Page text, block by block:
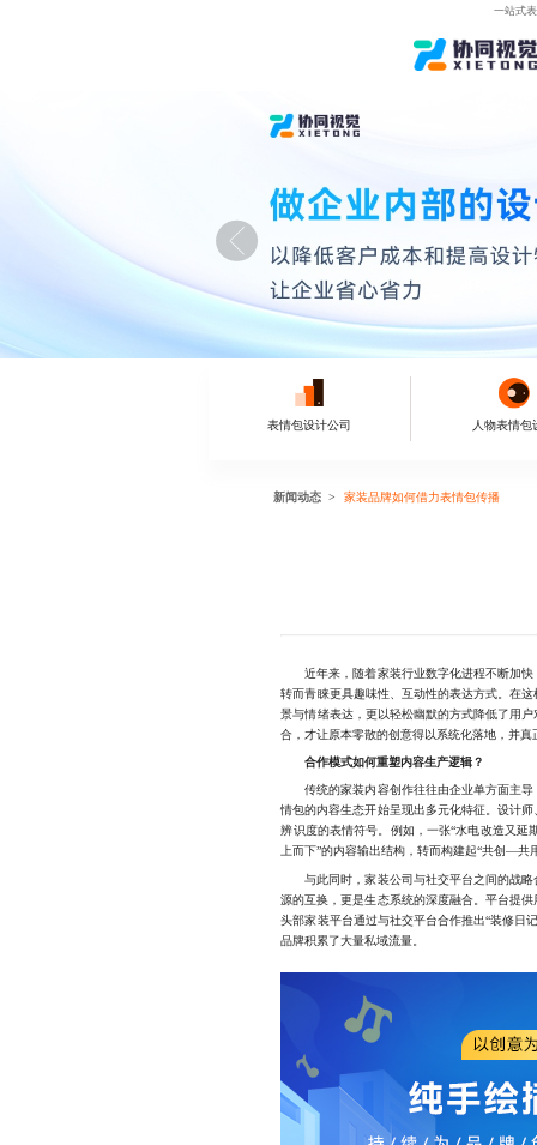
一站式
表情包设计公司 人物表情包
新闻动态 家装品牌如何借力表情包传播
近年来，随着家装行业数字化进程不断加快
转而青睐更具趣味性、互动性的表达方式。在这
景与情绪表达，更以轻松幽默的方式降低了用
合，才让原本零散的创意得以系统化落地，并
合作模式如何重塑内容生产逻辑？
传统的家装内容创作往往由企业单方面主导
情包的内容生态开始呈现出多元化特征。设计
辨识度的表情符号。例如，一张“水电改造又延
上而下”的内容输出结构，转而构建起“共创—
与此同时，家装公司与社交平台之间的战略
源的互换，更是生态系统的深度融合。平台提
头部家装平台通过与社交平台合作推出“装修日
品牌积累了大量私域流量。